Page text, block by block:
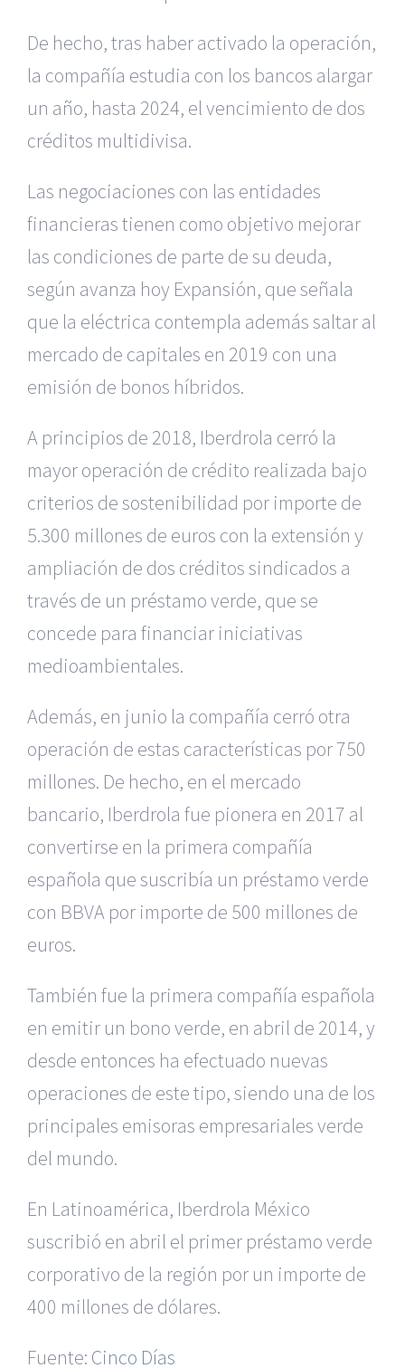
De hecho, tras haber activado la operación,
la compañía estudia con los bancos alargar
un año, hasta 2024, el vencimiento de dos
créditos multidivisa.
Las negociaciones con las entidades
financieras tienen como objetivo mejorar
las condiciones de parte de su deuda,
según avanza hoy Expansión, que señala
que la eléctrica contempla además saltar al
mercado de capitales en 2019 con una
emisión de bonos híbridos.
A principios de 2018, Iberdrola cerró la
mayor operación de crédito realizada bajo
criterios de sostenibilidad por importe de
5.300 millones de euros con la extensión y
ampliación de dos créditos sindicados a
través de un préstamo verde, que se
concede para financiar iniciativas
medioambientales.
Además, en junio la compañía cerró otra
operación de estas características por 750
millones. De hecho, en el mercado
bancario, Iberdrola fue pionera en 2017 al
convertirse en la primera compañía
española que suscribía un préstamo verde
con BBVA por importe de 500 millones de
euros.
También fue la primera compañía española
en emitir un bono verde, en abril de 2014, y
desde entonces ha efectuado nuevas
operaciones de este tipo, siendo una de los
principales emisoras empresariales verde
del mundo.
En Latinoamérica, Iberdrola México
suscribió en abril el primer préstamo verde
corporativo de la región por un importe de
400 millones de dólares.
Fuente: Cinco Días
|Recursos Administrativos|BGD Abogados Murcia|BGD
Abogados Alicante|BGD Abogados Madrid